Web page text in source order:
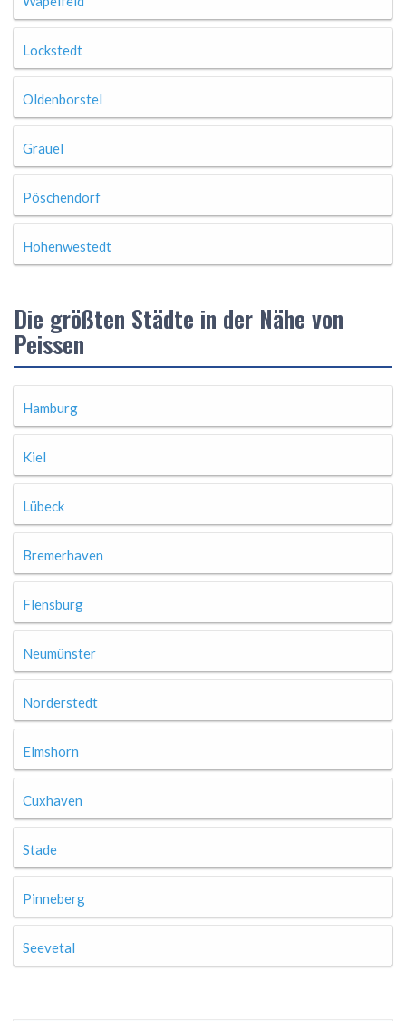
Lockstedt
Oldenborstel
Grauel
Pöschendorf
Hohenwestedt
Die größten Städte in der Nähe von
Peissen
Hamburg
Kiel
Lübeck
Bremerhaven
Flensburg
Neumünster
Norderstedt
Elmshorn
Cuxhaven
Stade
Pinneberg
Seevetal